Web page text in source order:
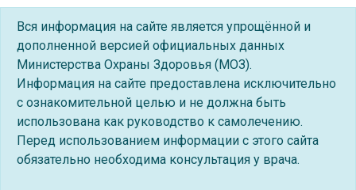
Вся информация на сайте является упрощённой и
дополненной версией официальных данных
Министерства Охраны Здоровья (МОЗ).
Информация на сайте предоставлена исключительно
с ознакомительной целью и не должна быть
использована как руководство к самолечению.
Перед использованием информации с этого сайта
обязательно необходима консультация у врача.